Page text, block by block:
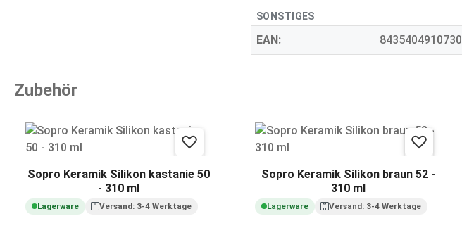
SONSTIGES
EAN: 8435404910730
Zubehör
Sopro Keramik Silikon kastanie 50
- 310 ml
Lagerware Versand: 3-4 Werktage
Sopro Keramik Silikon braun 52 -
310 ml
Lagerware Versand: 3-4 Werktage